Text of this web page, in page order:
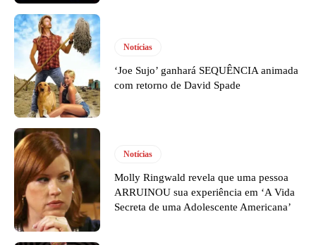
Notícias
‘Joe Sujo’ ganhará SEQUÊNCIA animada
com retorno de David Spade
Notícias
Molly Ringwald revela que uma pessoa
ARRUINOU sua experiência em ‘A Vida
Secreta de uma Adolescente Americana’